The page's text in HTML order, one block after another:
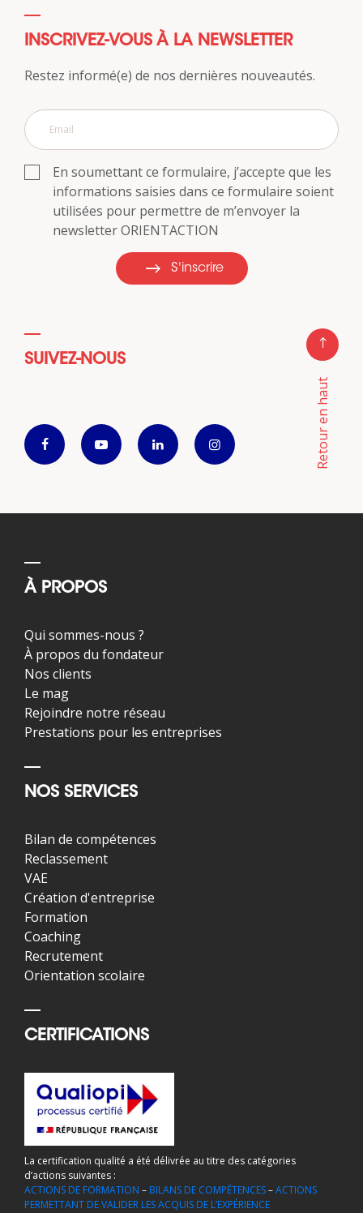
INSCRIVEZ-VOUS À LA NEWSLETTER
Restez informé(e) de nos dernières nouveautés.
En soumettant ce formulaire, j’accepte que les
informations saisies dans ce formulaire soient
utilisées pour permettre de m’envoyer la
newsletter ORIENTACTION
S'inscrire
SUIVEZ-NOUS
Retour en haut
À PROPOS
Qui sommes-nous ?
À propos du fondateur
Nos clients
Le mag
Rejoindre notre réseau
Prestations pour les entreprises
NOS SERVICES
Bilan de compétences
Reclassement
VAE
Création d'entreprise
Formation
Coaching
Recrutement
Orientation scolaire
CERTIFICATIONS
La certification qualité a été délivrée au titre des catégories
d’actions suivantes :
ACTIONS DE FORMATION – BILANS DE COMPÉTENCES–ACTIONS
PERMETTANT DE VALIDER LES ACQUIS DE L’EXPÉRIENCE